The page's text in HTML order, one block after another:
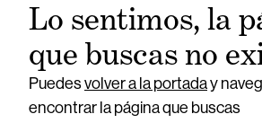
Lo sentimos, la
que buscas no
Puedesvolver a la portaday
encontrar la página que buscas